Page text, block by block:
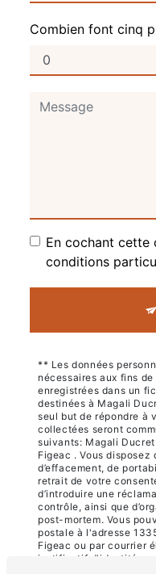
Combien font cinq
En cochant cette
conditions
** Les données
nécessaires aux fins
enregistrées dans un
destinées à Magali
seul but de répondre à
collectées seront
suivants: Magali
Figeac . Vous disposez
d’effacement, de
retrait de votre
d’introduire une
contrôle, ainsi que
post-mortem. Vous
postale à l'adresse
Figeac ou par courrier
justificatif d'identité
conservons vos